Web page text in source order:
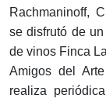
Rachmaninoff,
se disfrutó de
de vinos Finca
Amigos del
realiza